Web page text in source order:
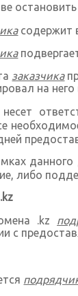
остановить
содержит
заказчика
на
данного
либо
.kz
с